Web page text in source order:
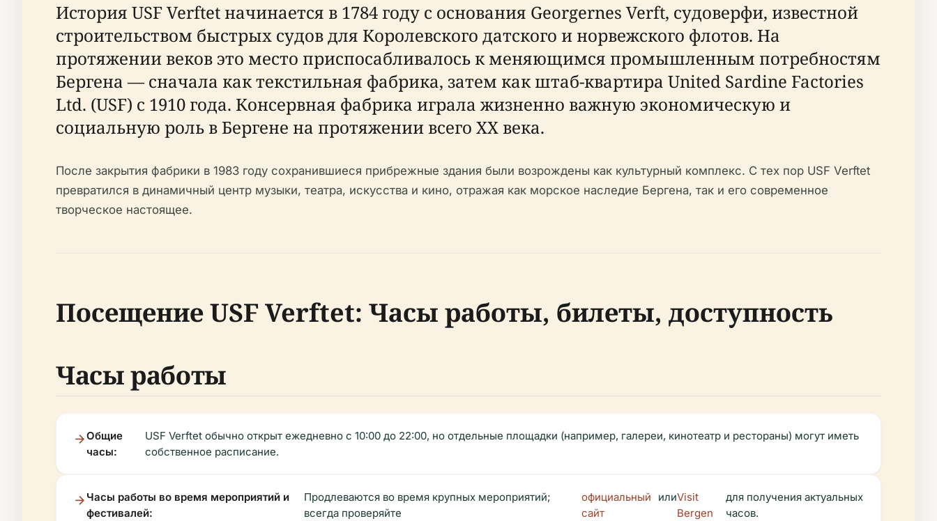
История USF Verftet начинается в 1784 году с основания Georgernes Verft, судоверфи, известной
строительством быстрых судов для Королевского датского и норвежского флотов. На
протяжении веков это место приспосабливалось к меняющимся промышленным потребностям
Бергена — сначала как текстильная фабрика, затем как штаб-квартира United Sardine Factories
Ltd. (USF) с 1910 года. Консервная фабрика играла жизненно важную экономическую и
социальную роль в Бергене на протяжении всего XX века.
После закрытия фабрики в 1983 году сохранившиеся прибрежные здания были возрождены как культурный комплекс. С тех пор USF Verftet
превратился в динамичный центр музыки, театра, искусства и кино, отражая как морское наследие Бергена, так и его современное
творческое настоящее.
Посещение USF Verftet: Часы работы, билеты, доступность
Часы работы
Общие
часы:
USF Verftet обычно открыт ежедневно с 10:00 до 22:00, но отдельные площадки (например, галереи, кинотеатр и рестораны) могут иметь
собственное расписание.
Часы работы во время мероприятий и
фестивалей:
Продлеваются во время крупных мероприятий;
всегда проверяйте
официальный
сайт
илиVisit
Bergen
для получения актуальных
часов.